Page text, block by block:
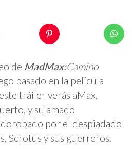
de MadMax:Camino
basado en la película
tráiler verás aMax,
y su amado
por el despiadado
Scrotus y sus guerreros.